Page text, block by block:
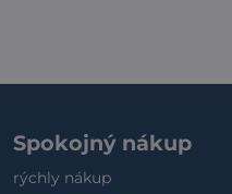
Spokojný nákup
rýchly nákup